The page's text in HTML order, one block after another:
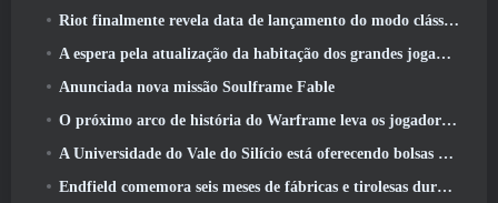
Riot finalmente revela data de lançamento do modo clássico de League Of Legends
A espera pela atualização da habitação dos grandes jogadores do RuneScape acabou
Anunciada nova missão Soulframe Fable
O próximo arco de história do Warframe leva os jogadores a um novo mapa estelar, O Sistema Tau
A Universidade do Vale do Silício está oferecendo bolsas de estudo para jogos e alguns dos requisitos são interessantes
Endfield comemora seis meses de fábricas e tirolesas durante sua próxima atualização